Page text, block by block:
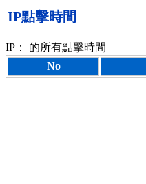
IP點擊時間
IP：
的所有點擊時間
No